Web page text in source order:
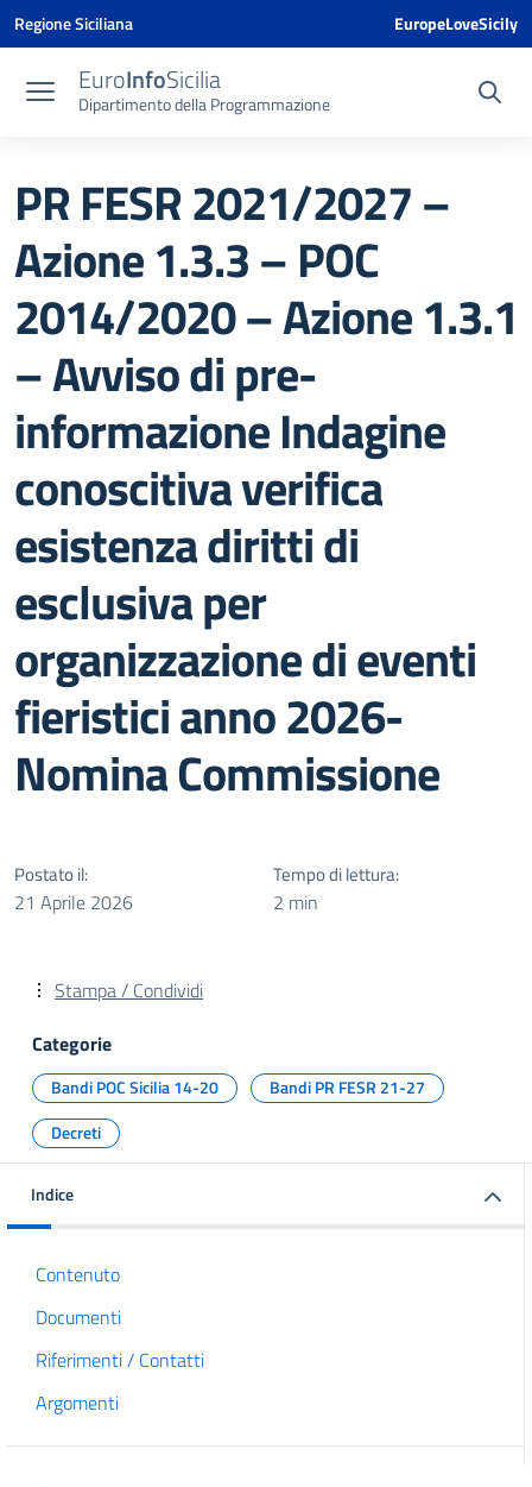
Vai ai contenuti
Vai al menu di navigazione
Vai al footer
Vai al banner delle Cookie Policy
Regione Siciliana EuropeLoveSicily
EuroInfoSicilia
Dipartimento della Programmazione
PR FESR 2021/2027 –
Azione 1.3.3 – POC
2014/2020 – Azione 1.3.1
– Avviso di pre-
informazione Indagine
conoscitiva verifica
esistenza diritti di
esclusiva per
organizzazione di eventi
fieristici anno 2026-
Nomina Commissione
Postato il:
21 Aprile 2026
Tempo di lettura:
2 min
Stampa / Condividi
Categorie
Bandi POC Sicilia 14-20
Bandi PR FESR 21-27
Decreti
Indice
Contenuto
Documenti
Riferimenti / Contatti
Argomenti